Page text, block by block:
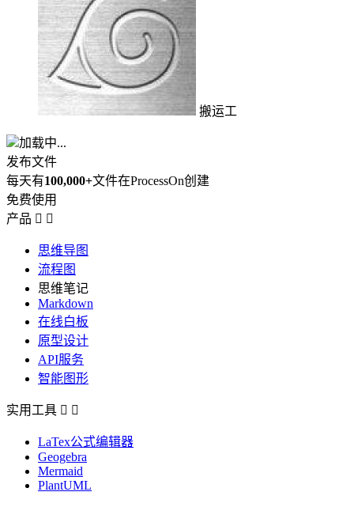
搬运工
加载中...
发布文件
每天有100,000+文件在ProcessOn创建
免费使用
产品  
思维导图
流程图
思维笔记
Markdown
在线白板
原型设计
API服务
智能图形
实用工具  
LaTex公式编辑器
Geogebra
Mermaid
PlantUML